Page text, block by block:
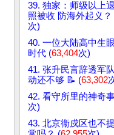
39. 独家：师级以上
照被收 防海外起义？
次)
40. 一位大陆高中生
时代 (63,404次)
41. 张升民言辞透军
动还不够 📝 (63,302
42. 看守所里的神奇
次)
43. 北京衞戍区也不